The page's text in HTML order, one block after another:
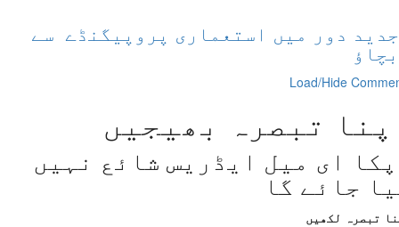
جدید دور میں استعماری پروپیگنڈے سے
بچاؤ
Load/Hide
تبصرہ بھیجیں
ای میل ایڈریس شائع نہیں
جائے گا
تبصرہ لکھیں